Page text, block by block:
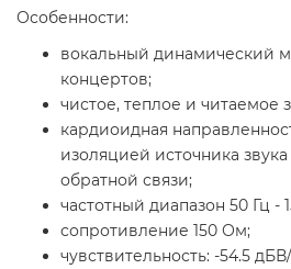
Особенности:
вокальный динамический
концертов;
чистое, теплое и читаемое
кардиоидная
изоляцией источника
обратной связи;
частотный диапазон 50 Гц -
сопротивление 150 Ом;
чувствительность: -54.5